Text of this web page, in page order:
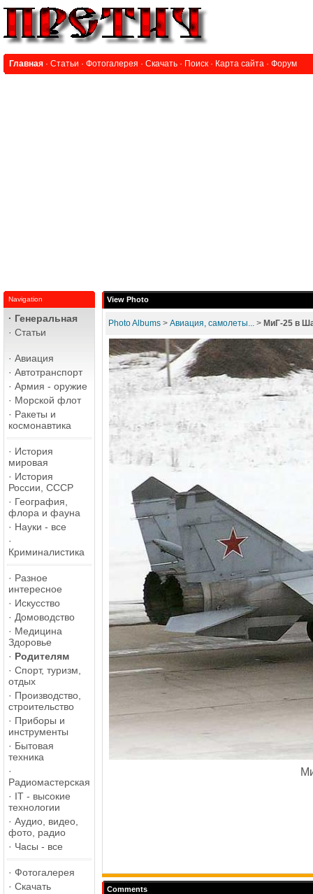
Главная · Статьи · Фотогалерея · Скачать · Поиск · Карта сайта · Форум
Navigation
· Генеральная
· Статьи
· Авиация
· Автотранспорт
· Армия - оружие
· Морской флот
· Ракеты и
космонавтика
· История
мировая
· История
России, СССР
· География,
флора и фауна
· Науки - все
·
Криминалистика
· Разное
интересное
· Искусство
· Домоводство
· Медицина
Здоровье
· Родителям
· Спорт, туризм,
отдых
· Производство,
строительство
· Приборы и
инструменты
· Бытовая
техника
·
Радиомастерская
· IT - высокие
технологии
· Аудио, видео,
фото, радио
· Часы - все
· Фотогалерея
· Скачать
View Photo
Photo Albums > Авиация, самолеты... > МиГ-25 в
Comments